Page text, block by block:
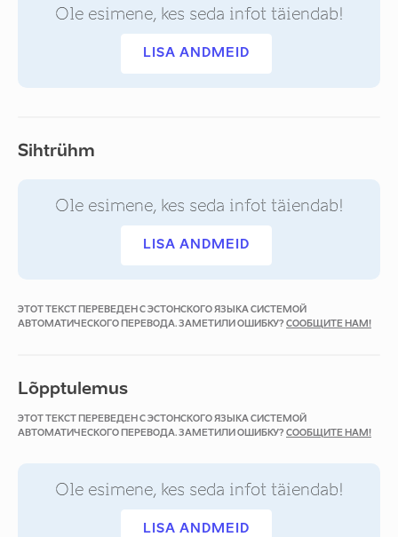
Ole esimene, kes seda infot täiendab!
LISA ANDMEID
Sihtrühm
Ole esimene, kes seda infot täiendab!
LISA ANDMEID
ЭТОТ ТЕКСТ ПЕРЕВЕДЕН С ЭСТОНСКОГО ЯЗЫКА СИСТЕМОЙ
АВТОМАТИЧЕСКОГО ПЕРЕВОДА. ЗАМЕТИЛИ ОШИБКУ? СООБЩИТЕ НАМ!
Lõpptulemus
ЭТОТ ТЕКСТ ПЕРЕВЕДЕН С ЭСТОНСКОГО ЯЗЫКА СИСТЕМОЙ
АВТОМАТИЧЕСКОГО ПЕРЕВОДА. ЗАМЕТИЛИ ОШИБКУ? СООБЩИТЕ НАМ!
Ole esimene, kes seda infot täiendab!
LISA ANDMEID